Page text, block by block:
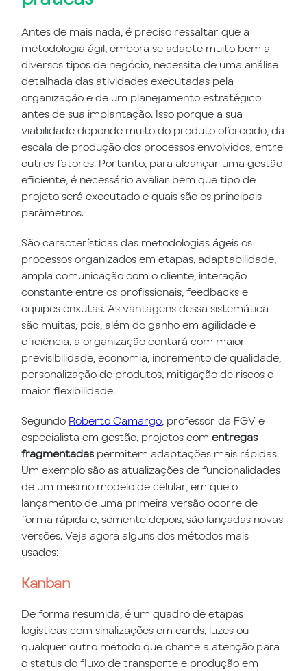
Antes de mais nada, é preciso ressaltar que a
metodologia ágil, embora se adapte muito bem a
diversos tipos de negócio, necessita de uma análise
detalhada das atividades executadas pela
organização e de um planejamento estratégico
antes de sua implantação. Isso porque a sua
viabilidade depende muito do produto oferecido, da
escala de produção dos processos envolvidos, entre
outros fatores. Portanto, para alcançar uma gestão
eficiente, é necessário avaliar bem que tipo de
projeto será executado e quais são os principais
parâmetros.
São características das metodologias ágeis os
processos organizados em etapas, adaptabilidade,
ampla comunicação com o cliente, interação
constante entre os profissionais, feedbacks e
equipes enxutas. As vantagens dessa sistemática
são muitas, pois, além do ganho em agilidade e
eficiência, a organização contará com maior
previsibilidade, economia, incremento de qualidade,
personalização de produtos, mitigação de riscos e
maior flexibilidade.
Segundo Roberto Camargo, professor da FGV e
especialista em gestão, projetos com entregas
fragmentadaspermitem adaptações mais rápidas.
Um exemplo são as atualizações de funcionalidades
de um mesmo modelo de celular, em que o
lançamento de uma primeira versão ocorre de
forma rápida e, somente depois, são lançadas novas
versões. Veja agora alguns dos métodos mais
usados:
Kanban
De forma resumida, é um quadro de etapas
logísticas com sinalizações em cards, luzes ou
qualquer outro método que chame a atenção para
o status do fluxo de transporte e produção em